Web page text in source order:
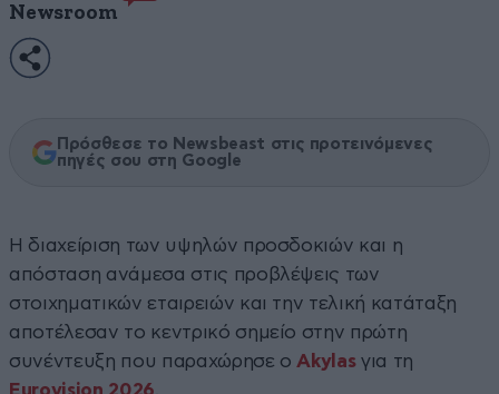
Newsroom
Πρόσθεσε το Newsbeast στις προτεινόμενες
πηγές σου στη Google
Η διαχείριση των υψηλών προσδοκιών και η
απόσταση ανάμεσα στις προβλέψεις των
στοιχηματικών εταιρειών και την τελική κατάταξη
αποτέλεσαν το κεντρικό σημείο στην πρώτη
συνέντευξη που παραχώρησε ο Akylas για τη
Eurovision 2026.